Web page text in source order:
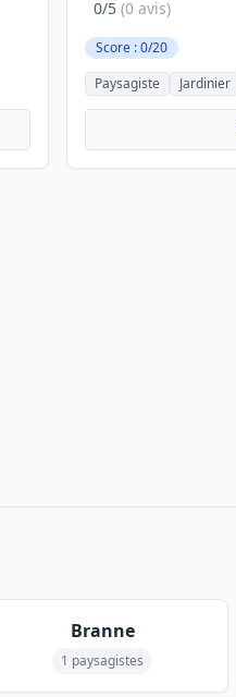
0/5(0 avis)
Score : 0/20
Paysagiste
Jardinier
Branne
1 paysagistes